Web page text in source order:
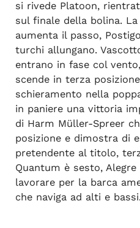
si rivede Platoon,
sul finale della bolina.
aumenta il passo,
turchi allungano.
entrano in fase col
scende in terza
schieramento nella
in paniere una vittoria
di Harm Müller-Spreer
posizione e dimostra di
pretendente al titolo,
Quantum è sesto,
lavorare per la barca
che naviga ad alti e